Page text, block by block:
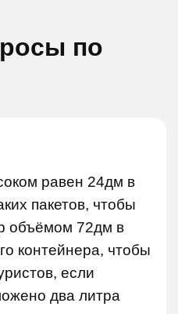
по
равен 24дм в
пакетов, чтобы
объёмом 72дм в
контейнера, чтобы
если
два литра